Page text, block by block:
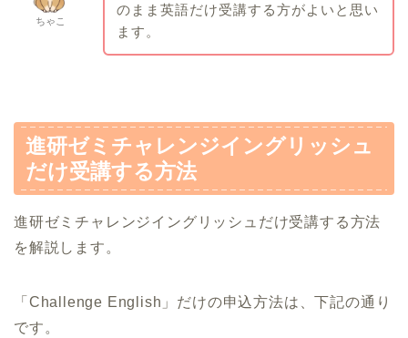
ちゃこ
のまま英語だけ受講する方がよいと思い
ます。
進研ゼミチャレンジイングリッシュ
だけ受講する方法
進研ゼミチャレンジイングリッシュだけ受講する方法
を解説します。
「Challenge English」だけの申込方法は、下記の通り
です。